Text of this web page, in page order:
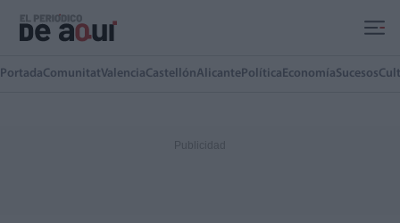
PortadaComunitatValenciaCastellónAlicante Política EconomíaSucesos